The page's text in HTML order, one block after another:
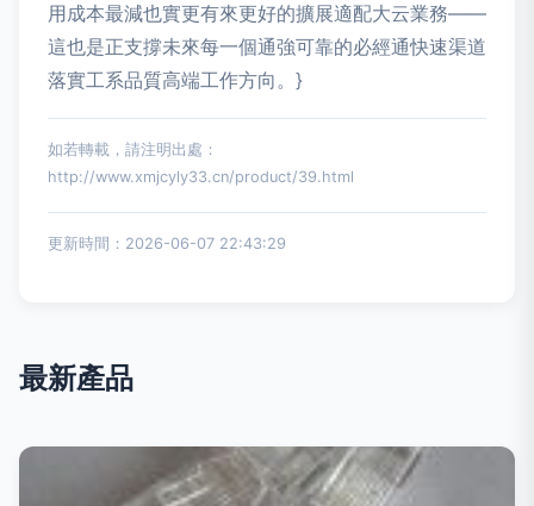
用成本最減也實更有來更好的擴展適配大云業務——
這也是正支撐未來每一個通強可靠的必經通快速渠道
落實工系品質高端工作方向。}
如若轉載，請注明出處：
http://www.xmjcyly33.cn/product/39.html
更新時間：2026-06-07 22:43:29
最新產品